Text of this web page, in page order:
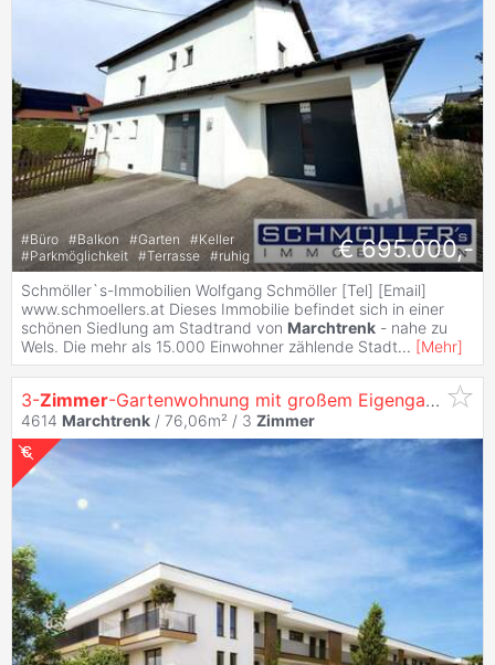
#Büro #Balkon #Garten #Keller
#Parkmöglichkeit #Terrasse #ruhig € 695.000,-
Schmöller`s-Immobilien Wolfgang Schmöller [Tel] [Email]
www.schmoellers.at Dieses Immobilie befindet sich in einer
schönen Siedlung am Stadtrand von Marchtrenk - nahe zu
Wels. Die mehr als 15.000 Einwohner zählende Stadt... [Mehr]
3-Zimmer-Gartenwohnung mit großem Eigengarten – ruhig & modern in
4614 Marchtrenk / 76,06m² / 3 Zimmer